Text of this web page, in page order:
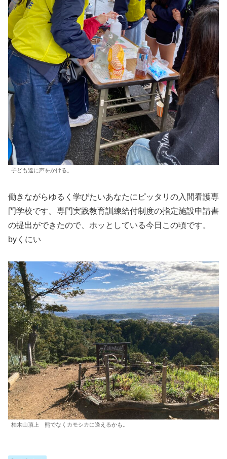
子ども達に声をかける。
働きながらゆるく学びたいあなたにピッタリの入間看護専
門学校です。専門実践教育訓練給付制度の指定施設申請書
の提出ができたので、ホッとしている今日この頃です。
byくにい
柏木山頂上 熊でなくカモシカに逢えるかも。